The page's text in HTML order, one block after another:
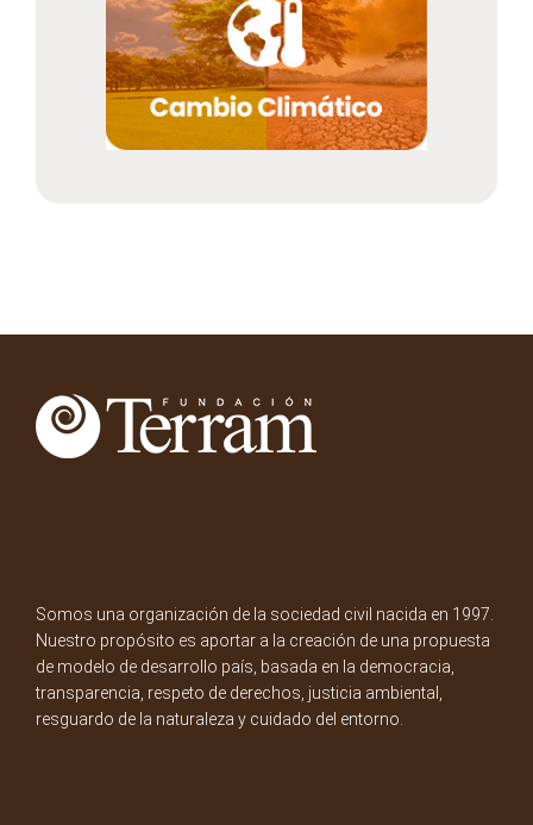
Somos una organización de la sociedad civil nacida en 1997.
Nuestro propósito es aportar a la creación de una propuesta
de modelo de desarrollo país, basada en la democracia,
transparencia, respeto de derechos, justicia ambiental,
resguardo de la naturaleza y cuidado del entorno.